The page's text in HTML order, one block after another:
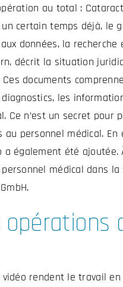
au total :
certain temps déjà, le
données, la
décrit la situation
documents
les
Ce n’est un secret pour
personnel médical.
également été
médical dans la
rendent le travail